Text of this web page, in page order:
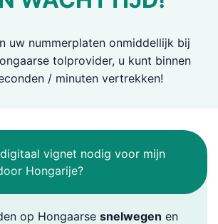
uw nummerplaten onmiddellijk bij
tolprovider, u kunt binnen
/ minuten vertrekken!
vignet nodig voor mijn
Hongarije?
op Hongaarsesnelwegen en